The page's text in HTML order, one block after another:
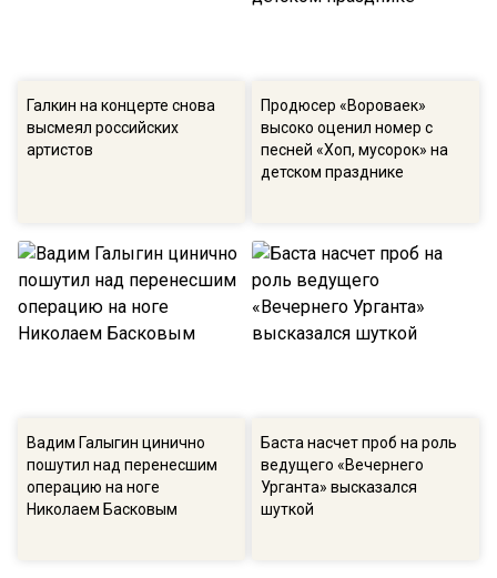
Галкин на концерте снова
высмеял российских
артистов
Продюсер «Вороваек»
высоко оценил номер с
песней «Хоп, мусорок» на
детском празднике
Вадим Галыгин цинично
пошутил над перенесшим
операцию на ноге
Николаем Басковым
Баста насчет проб на роль
ведущего «Вечернего
Урганта» высказался
шуткой